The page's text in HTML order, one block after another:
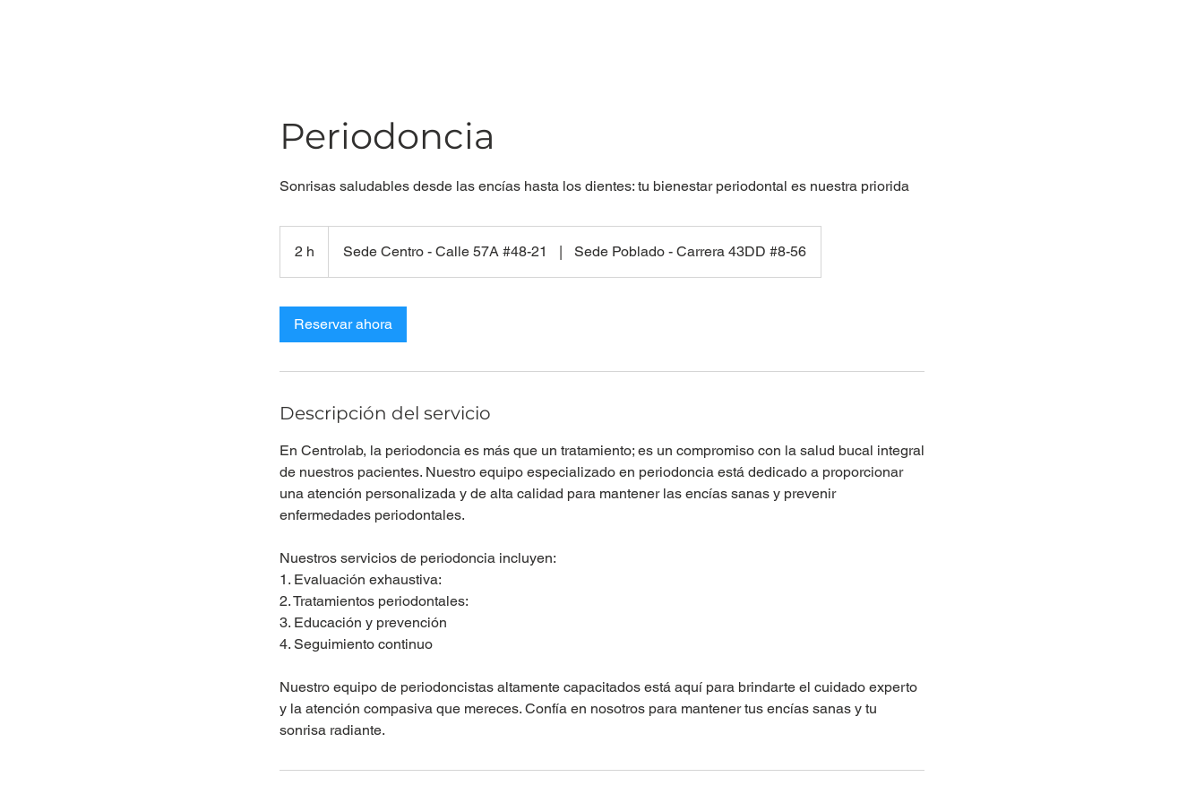
Periodoncia
Sonrisas saludables desde las encías hasta los dientes: tu bienestar periodontal es nuestra priorida
2 h Sede Centro - Calle 57A #48-21 | Sede Poblado - Carrera 43DD #8-56
Reservar ahora
Descripción del servicio
En Centrolab, la periodoncia es más que un tratamiento; es un compromiso con la salud bucal integral
de nuestros pacientes. Nuestro equipo especializado en periodoncia está dedicado a proporcionar
una atención personalizada y de alta calidad para mantener las encías sanas y prevenir
enfermedades periodontales.
Nuestros servicios de periodoncia incluyen:
1. Evaluación exhaustiva:
2. Tratamientos periodontales:
3. Educación y prevención
4. Seguimiento continuo
Nuestro equipo de periodoncistas altamente capacitados está aquí para brindarte el cuidado experto
y la atención compasiva que mereces. Confía en nosotros para mantener tus encías sanas y tu
sonrisa radiante.